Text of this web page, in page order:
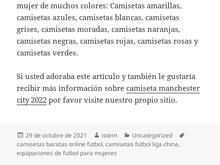
mujer de muchos colores: Camisetas amarillas,
camisetas azules, camisetas blancas, camisetas
grises, camisetas moradas, camisetas naranjas,
camisetas negras, camisetas rojas, camisetas rosas y
camisetas verdes.
Si usted adoraba este artículo y también le gustaría
recibir más información sobrecamiseta manchester
city 2022 por favor visite nuestro propio sitio.
Publicado
el
29 de octubre de 2021 Autor
istern Categorías
Uncategorized
camisetas baratas online futbol,camisetas futbol liga china,
equipaciones de futbol para mujeres